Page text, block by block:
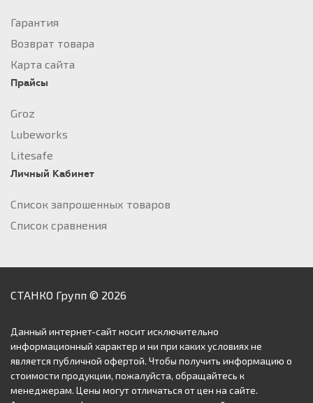
Гарантия
Возврат товара
Карта сайта
Прайсы
Groz
Lubeworks
Litesafe
Личный Кабинет
Список запрошенных товаров
Список сравнения
СТАНКО Групп © 2026
Данный интернет-сайт носит исключительно
информационный характер и ни при каких условиях не
является публичной офертой. Чтобы получить информацию о
стоимости продукции, пожалуйста, обращайтесь к
менеджерам. Цены могут отличаться от цен на сайте.